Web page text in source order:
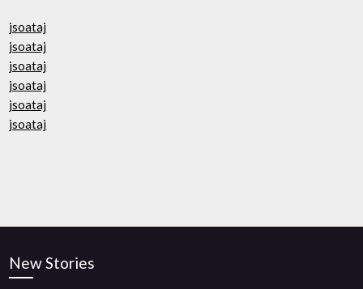
jsoataj
jsoataj
jsoataj
jsoataj
jsoataj
jsoataj
New Stories